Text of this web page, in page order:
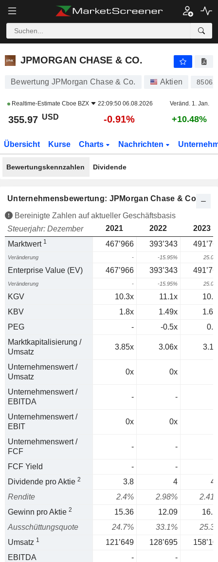
JPMORGAN CHASE & CO.
JPMORGAN CHASE & CO.
Bewertung JPMorgan Chase & Co. Aktien
Realtime-Estimate Cboe BZX 22:09:50 06.08.2026 Veränd. 1. Jan.
355.97 USD -0.91% +10.48%
Übersicht Kurse Charts Nachrichten
Bewertungskennzahlen Dividende
Unternehmensbewertung: JPMorgan Chase & Co.
Bereinigte Zahlen auf aktueller Geschäftsbasis
Steuerjahr: Dezember
2021 2022
2023
Marktwert 1 467’966 393’343
Veränderung - -15.95%
Enterprise Value (EV) 467’966 393’343
Veränderung - -15.95%
KGV 10.3x 11.1x
KBV
1.8x 1.49x
PEG
- -0.5x
Marktkapitalisierung /
Umsatz
3.85x 3.06x
Unternehmenswert /
Umsatz
0x 0x
Unternehmenswert /
EBITDA
- -
Unternehmenswert /
EBIT
0x 0x
Unternehmenswert /
FCF
- -
FCF Yield -
-
Dividende pro Aktie 2 3.8 4
Rendite
2.4% 2.98%
Gewinn pro Aktie 2 15.36 12.09
Ausschüttungsquote
24.7% 33.1%
Umsatz 1 121’649 128’695
EBITDA
-
-